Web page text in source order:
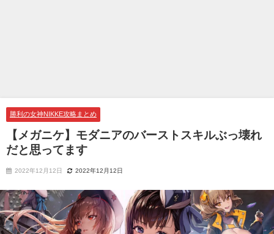
勝利の女神NIKKE攻略まとめ
【メガニケ】モダニアのバーストスキルぶっ壊れ
だと思ってます
2022年12月12日 2022年12月12日